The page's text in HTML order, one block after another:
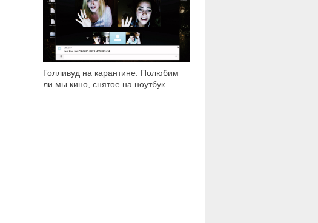
Голливуд на карантине: Полюбим
ли мы кино, снятое на ноутбук